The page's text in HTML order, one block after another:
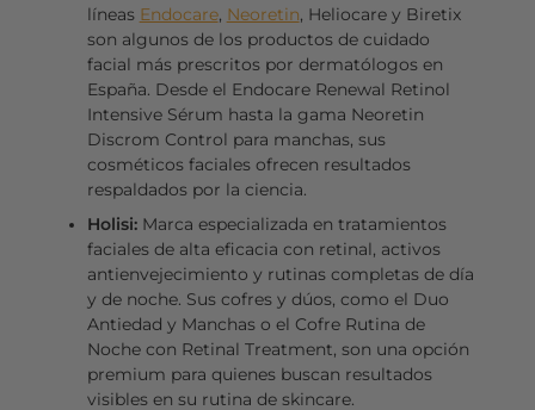
líneas Endocare, Neoretin, Heliocare y Biretix
son algunos de los productos de cuidado
facial más prescritos por dermatólogos en
España. Desde el Endocare Renewal Retinol
Intensive Sérum hasta la gama Neoretin
Discrom Control para manchas, sus
cosméticos faciales ofrecen resultados
respaldados por la ciencia.
Holisi:Marca especializada en tratamientos
faciales de alta eficacia con retinal, activos
antienvejecimiento y rutinas completas de día
y de noche. Sus cofres y dúos, como el Duo
Antiedad y Manchas o el Cofre Rutina de
Noche con Retinal Treatment, son una opción
premium para quienes buscan resultados
visibles en su rutina de skincare.